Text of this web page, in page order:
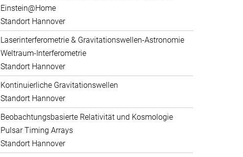
Einstein@Home
Standort Hannover
Laserinterferometrie & Gravitationswellen-Astronomie
Weltraum-Interferometrie
Standort Hannover
Kontinuierliche Gravitationswellen
Standort Hannover
Beobachtungsbasierte Relativität und Kosmologie
Pulsar Timing Arrays
Standort Hannover